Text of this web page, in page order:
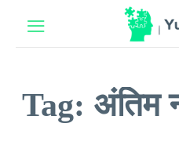
Tag: अंतिम